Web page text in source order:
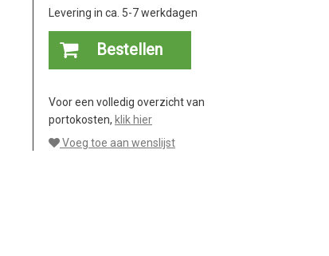
Levering in ca. 5-7 werkdagen
Bestellen
Voor een volledig overzicht van
portokosten, klik hier
Voeg toe aan wenslijst